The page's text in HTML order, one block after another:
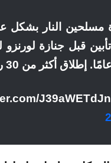
مسلحين النار بشكل
قبل جنازة لورنزو